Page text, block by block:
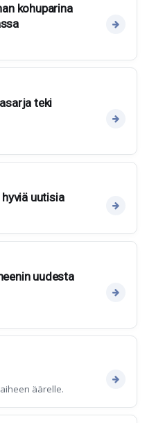
kohuparina
teki
uutisia
uudesta
äärelle.